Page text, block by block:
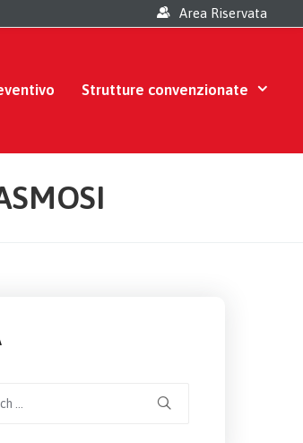
Area Riservata
Strutture convenzionate